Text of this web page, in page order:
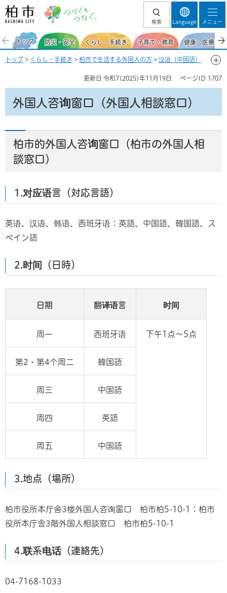
柏市 つづくを、
検索 Language メニュー
トップ 防災・安全 くらし・手続き 子育て・教育 健康・医療・
トップ > くらし・手続き > 柏市で生活する外国人の方 > 汉语（中国語）
更新日 令和7(2025)年11月19日 ページID 1707
外国人咨询窗口（外国人相談窓口）
柏市的外国人咨询窗口（柏市の外国人相
談窓口）
1.对应语言（対応言語）
英语、汉语、韩语、西班牙语：英語、中国語、韓国語、ス
ペイン語
2.时间（日時）
日期 翻译语言 时间
周一 西班牙语 下午1点～5点
第2・第4个周二 韓国語
周三 中国語
周四 英語
周五 中国語
3.地点（場所）
柏市役所本厅舍3楼外国人咨询窗口 柏市柏5-10-1：柏市
役所本庁舎3階外国人相談窓口 柏市柏5-10-1
4.联系电话（連絡先）
04-7168-1033